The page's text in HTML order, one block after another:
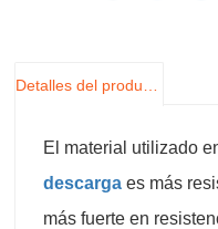
El material utilizado
descarga es más
más fuerte en